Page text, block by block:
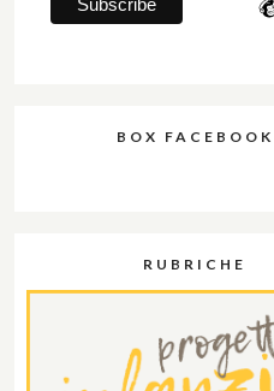
BOX FACEBOOK
RUBRICHE